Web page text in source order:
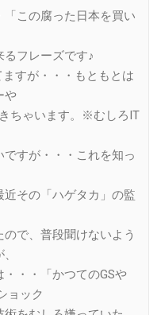
この腐った日本を買い
フレーズです♪
すが・・・もともとは
や
ちゃいます。※むしろIT
すが・・・これを知っ
その「ハゲタカ」の監
で、普段聞けないよう
・・「かつてのGSや
ョック